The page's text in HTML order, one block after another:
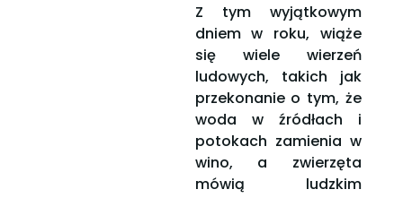
Z tym wyjątkowym
dniem w roku, wiąże
się wiele wierzeń
ludowych, takich jak
przekonanie o tym, że
woda w źródłach i
potokach zamienia w
wino, a zwierzęta
mówią ludzkim